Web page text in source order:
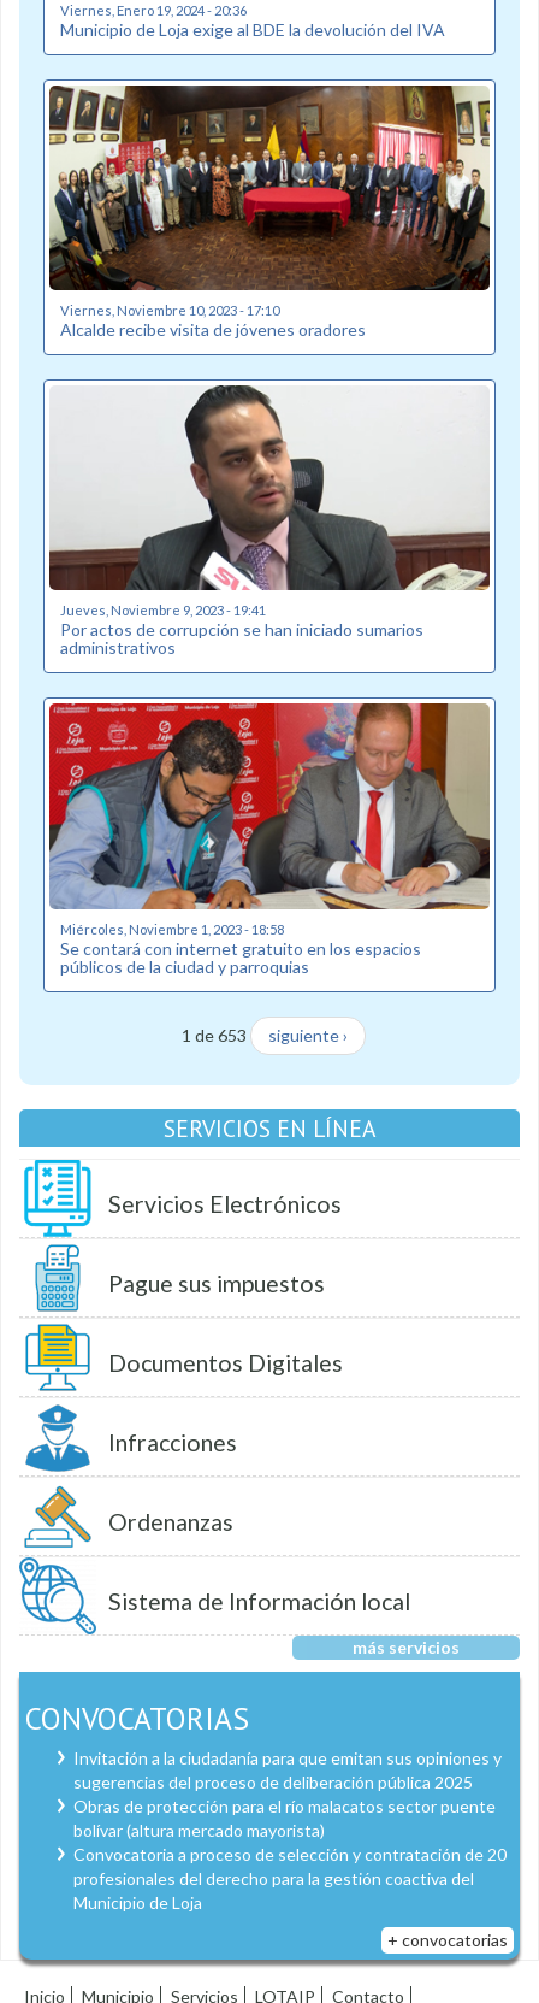
Viernes, Enero 19, 2024 - 20:36
Municipio de Loja exige al BDE la devolución del IVA
Viernes, Noviembre 10, 2023 - 17:10
Alcalde recibe visita de jóvenes oradores
Jueves, Noviembre 9, 2023 - 19:41
Por actos de corrupción se han iniciado sumarios
administrativos
Miércoles, Noviembre 1, 2023 - 18:58
Se contará con internet gratuito en los espacios
públicos de la ciudad y parroquias
1 de 653 siguiente ›
SERVICIOS EN LÍNEA
Servicios Electrónicos
Pague sus impuestos
Documentos Digitales
Infracciones
Ordenanzas
Sistema de Información local
más servicios
CONVOCATORIAS
Invitación a la ciudadanía para que emitan sus opiniones y
sugerencias del proceso de deliberación pública 2025
Obras de protección para el río malacatos sector puente
bolívar (altura mercado mayorista)
Convocatoria a proceso de selección y contratación de 20
profesionales del derecho para la gestión coactiva del
Municipio de Loja
+ convocatorias
Inicio Municipio Servicios LOTAIP Contacto